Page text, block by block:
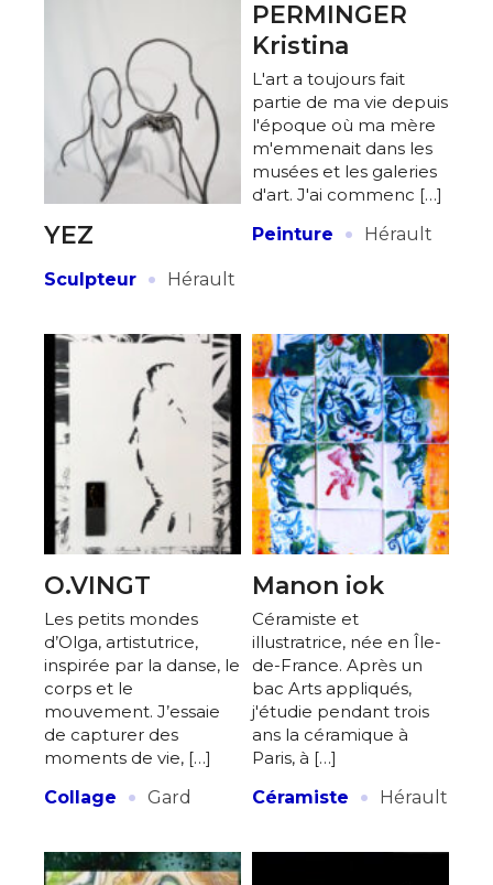
YEZ
Sculpteur · Hérault
PERMINGER
Kristina
L'art a toujours fait
partie de ma vie depuis
l'époque où ma mère
m'emmenait dans les
musées et les galeries
d'art. J'ai commenc […]
Peinture
· Hérault
O.VINGT
Les petits mondes
d’Olga, artistutrice,
inspirée par la danse, le
corps et le
mouvement. J’essaie
de capturer des
moments de vie, […]
Collage
· Gard
Manon iok
Céramiste et
illustratrice, née en Île-
de-France. Après un
bac Arts appliqués,
j'étudie pendant trois
ans la céramique à
Paris, à […]
Céramiste
· Hérault